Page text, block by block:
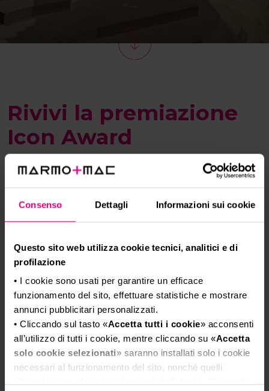
Consenso Dettagli Informazioni sui cookie
Questo sito web utilizza cookie tecnici, analitici e di
profilazione
• I cookie sono usati per garantire un efficace
funzionamento del sito, effettuare statistiche e mostrare
annunci pubblicitari personalizzati.
• Cliccando sul tasto «Accetta tutti i cookie» acconsenti
all’utilizzo di tutti i cookie, mentre cliccando su «Accetta
solo cookie selezionati» saranno installati solo i cookie
necessari al funzionamento del sito, nonché quelli
Rivivi la premiazione
Icon Award
L’Icon Award è stato il premio
istituito da Marmomac dal 2016
al 2019.
Marmomac nel 2016 con l’obiettivo di
selezionare l’opera che per impatto
estetico e valore simbolico possa diventare
l’immagine della campagna di
comunicazione della manifestazione per
l’anno successivo.
Tutte le installazioni e le realizzazioni che
furono esposte all’interno di The Italian Stone
Theatre furono oggetto di candidatura: il
vincitore, selezionato in passato da una giuria